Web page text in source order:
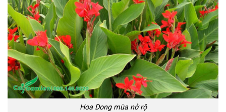
Hoa Dong mùa nở rộ